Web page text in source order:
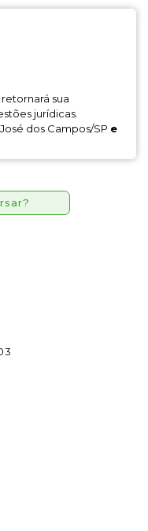
sua
jurídicas.
dos Campos/SP e